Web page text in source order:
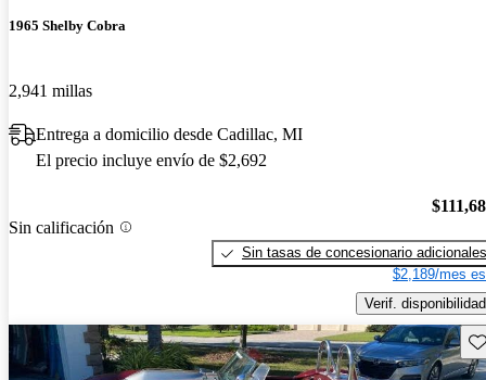
1965 Shelby Cobra
2,941 millas
Entrega a domicilio desde Cadillac, MI
El precio incluye envío de $2,692
Sin calificación
Sin tasas de concesionario adicionales
$2,189/mes
Verif. disponibilidad